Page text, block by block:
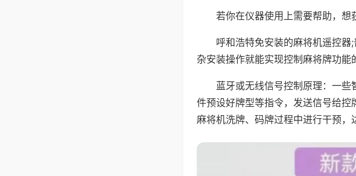
若你在仪器使用上需要帮助，想
呼和浩特免安装的麻将机遥控
杂安装操作就能实现控制麻将牌功能
蓝牙或无线信号控制原理：一
件预设好牌型等指令，发送信号给
麻将机洗牌、码牌过程中进行干预，